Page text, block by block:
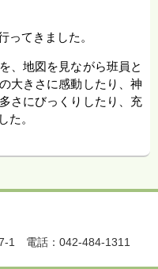
ってきました。
、地図を見ながら班員と
大きさに感動したり、神
さにびっくりしたり、充
た。
1 電話：042-484-1311